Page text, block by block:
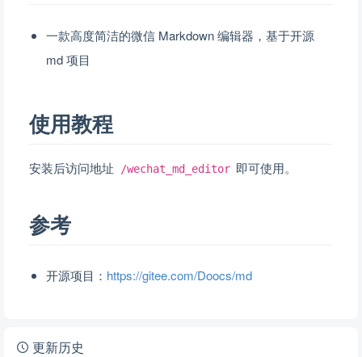
一款高度简洁的微信 Markdown 编辑器，基于开源
md 项目
使用教程
安装后访问地址 /wechat_md_editor 即可使用。
参考
开源项目： https://gitee.com/Doocs/md
更新历史